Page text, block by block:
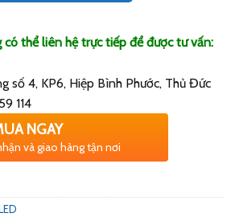
có thể liên hệ trực tiếp để được tư vấn:
số 4, KP6, Hiệp Bình Phước, Thủ Đức
114
NGAY
và giao hàng tận nơi